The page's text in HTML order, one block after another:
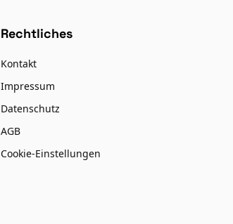
Rechtliches
Kontakt
Impressum
Datenschutz
AGB
Cookie-Einstellungen